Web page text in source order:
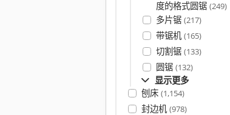
度的格式圆锯 (249)
多片锯 (217)
带锯机 (165)
切割锯 (133)
圆锯 (132)
显示更多
刨床 (1,154)
封边机 (978)